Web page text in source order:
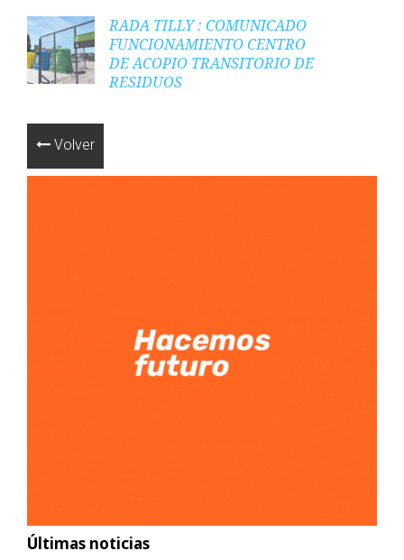
RADA TILLY : COMUNICADO
FUNCIONAMIENTO CENTRO
DE ACOPIO TRANSITORIO DE
RESIDUOS
Volver
Últimas noticias